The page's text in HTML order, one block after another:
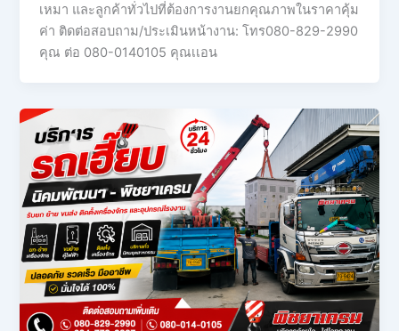
เหมา และลูกค้าทั่วไปที่ต้องการงานยกคุณภาพในราคาคุ้ม
ค่า ติดต่อสอบถาม/ประเมินหน้างาน: โทร080-829-2990
คุณ ต่อ 080-0140105 คุณเเอน